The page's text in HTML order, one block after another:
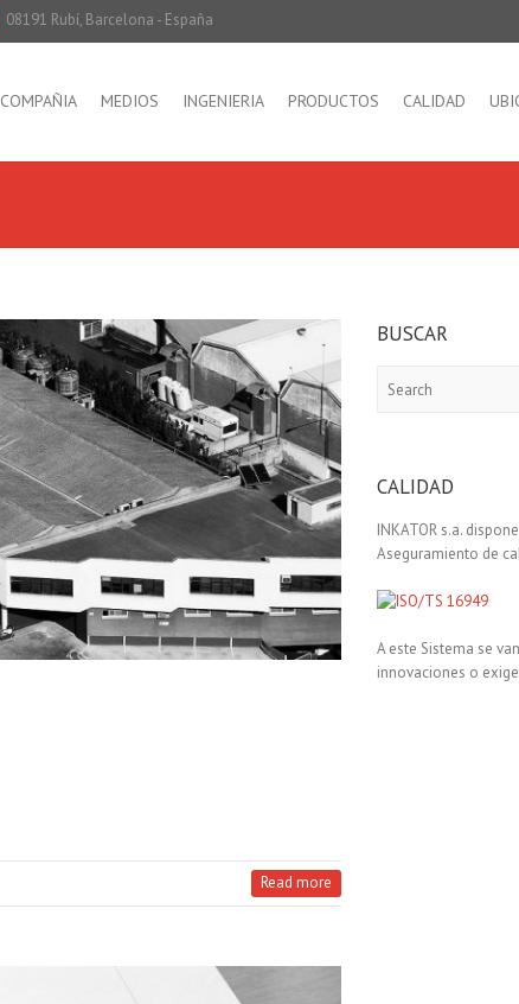
08191 Rubí, Barcelona - España
COMPAÑIA MEDIOS INGENIERIA PRODUCTOS CALIDAD
Read more
BUSCAR
CALIDAD
INKATOR s.a.
Aseguramiento de
A este Sistema se
innovaciones o